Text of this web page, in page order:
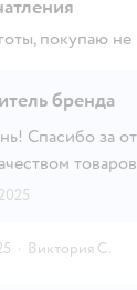
покупаю не
бренда
Спасибо за
· Виктория С.